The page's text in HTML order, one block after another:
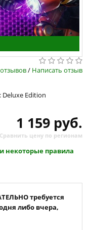
/ Написать отзыв
Deluxe Edition
1 159 руб.
Сравнить цену по регионам
некоторые правила
требуется
либо вчера,